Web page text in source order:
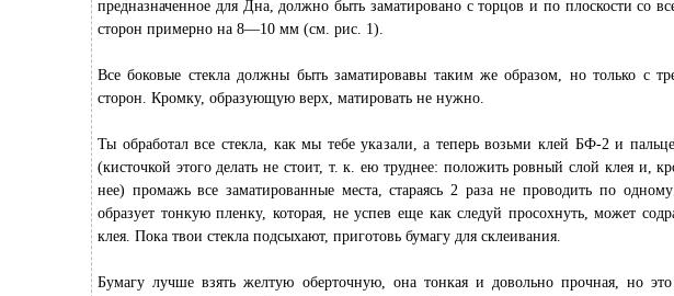
предназначенное для Дна, должно быть заматировано с торцов и по плоскости со
сторон примерно на 8—10 мм (см. рис. 1).
Все боковые стекла должны быть заматировавы таким же образом, но только с
сторон. Кромку, образующую верх, матировать не нужно.
Ты обработал все стекла, как мы тебе указали, а теперь возьми клей БФ-2 и
(кисточкой этого делать не стоит, т. к. ею труднее: положить ровный слой клея и,
нее) промажь все заматированные места, стараясь 2 раза не проводить по
образует тонкую пленку, которая, не успев еще как следуй просохнуть, может
клея. Пока твои стекла подсыхают, приготовь бумагу для склеивания.
Бумагу лучше взять желтую оберточную, она тонкая и довольно прочная, но это